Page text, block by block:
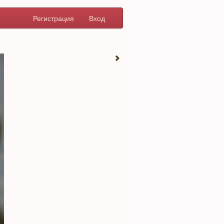
Регистрация Вход